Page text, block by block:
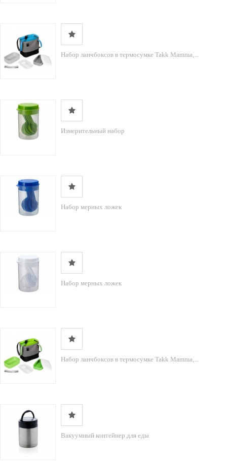
Набор ланчбоксов в термосумке Takk Mamma,...
Измерительный набор
Набор мерных ложек
Набор мерных ложек
Набор ланчбоксов в термосумке Takk Mamma,...
Вакуумный контейнер для еды